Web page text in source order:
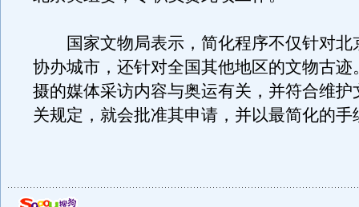
国家文物局表示，简化程序不仅针对北
协办城市，还针对全国其他地区的文物古迹
摄的媒体采访内容与奥运有关，并符合维护
关规定，就会批准其申请，并以最简化的手